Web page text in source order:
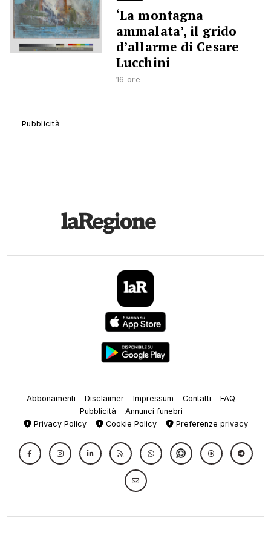
‘La montagna
ammalata’, il grido
d’allarme di Cesare
Lucchini
16 ore
Abbonamenti Disclaimer Impressum Contatti
FAQ
Pubblicità
Annunci funebri
Privacy Policy
Cookie Policy Preferenze privacy